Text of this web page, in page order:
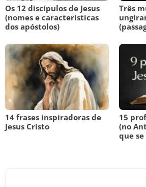
Os 12 discípulos de Jesus
(nomes e características
dos apóstolos)
Três
14 frases inspiradoras de
Jesus Cristo
15
(no
que